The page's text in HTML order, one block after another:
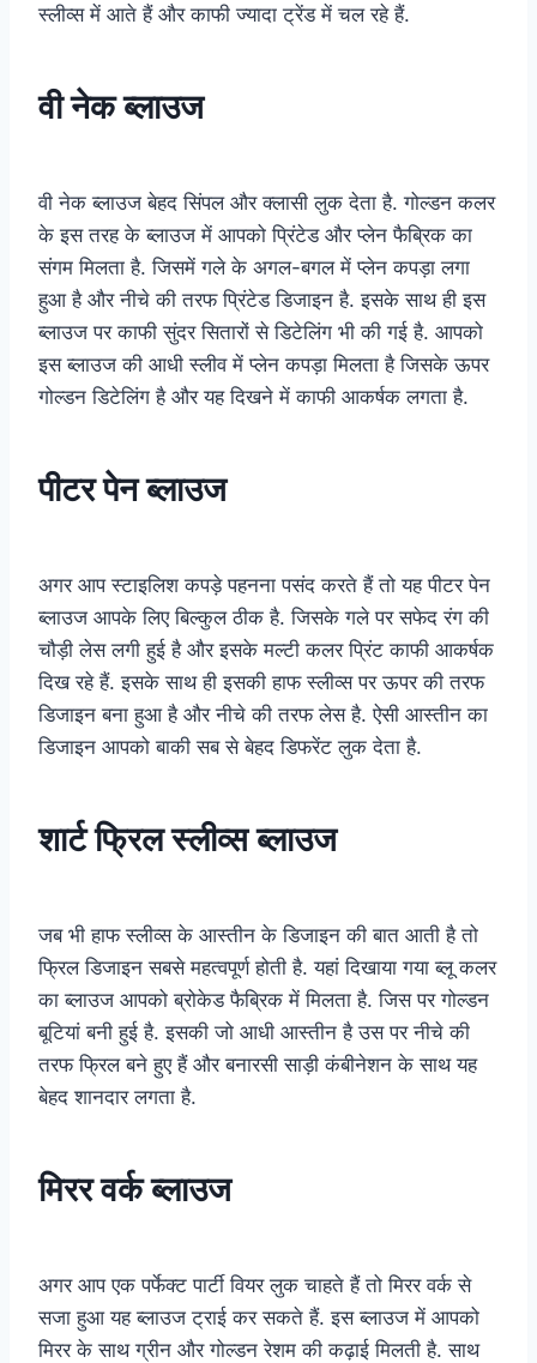
स्लीव्स में आते हैं और काफी ज्यादा ट्रेंड में चल रहे हैं.
वी नेक ब्लाउज
वी नेक ब्लाउज बेहद सिंपल और क्लासी लुक देता है. गोल्डन कलर
के इस तरह के ब्लाउज में आपको प्रिंटेड और प्लेन फैब्रिक का
संगम मिलता है. जिसमें गले के अगल-बगल में प्लेन कपड़ा लगा
हुआ है और नीचे की तरफ प्रिंटेड डिजाइन है. इसके साथ ही इस
ब्लाउज पर काफी सुंदर सितारों से डिटेलिंग भी की गई है. आपको
इस ब्लाउज की आधी स्लीव में प्लेन कपड़ा मिलता है जिसके ऊपर
गोल्डन डिटेलिंग है और यह दिखने में काफी आकर्षक लगता है.
पीटर पेन ब्लाउज
अगर आप स्टाइलिश कपड़े पहनना पसंद करते हैं तो यह पीटर पेन
ब्लाउज आपके लिए बिल्कुल ठीक है. जिसके गले पर सफेद रंग की
चौड़ी लेस लगी हुई है और इसके मल्टी कलर प्रिंट काफी आकर्षक
दिख रहे हैं. इसके साथ ही इसकी हाफ स्लीव्स पर ऊपर की तरफ
डिजाइन बना हुआ है और नीचे की तरफ लेस है. ऐसी आस्तीन का
डिजाइन आपको बाकी सब से बेहद डिफरेंट लुक देता है.
शार्ट फ्रिल स्लीव्स ब्लाउज
जब भी हाफ स्लीव्स के आस्तीन के डिजाइन की बात आती है तो
फ्रिल डिजाइन सबसे महत्वपूर्ण होती है. यहां दिखाया गया ब्लू कलर
का ब्लाउज आपको ब्रोकेड फैब्रिक में मिलता है. जिस पर गोल्डन
बूटियां बनी हुई है. इसकी जो आधी आस्तीन है उस पर नीचे की
तरफ फ्रिल बने हुए हैं और बनारसी साड़ी कंबीनेशन के साथ यह
बेहद शानदार लगता है.
मिरर वर्क ब्लाउज
अगर आप एक पर्फेक्ट पार्टी वियर लुक चाहते हैं तो मिरर वर्क से
सजा हुआ यह ब्लाउज ट्राई कर सकते हैं. इस ब्लाउज में आपको
मिरर के साथ ग्रीन और गोल्डन रेशम की कढ़ाई मिलती है. साथ